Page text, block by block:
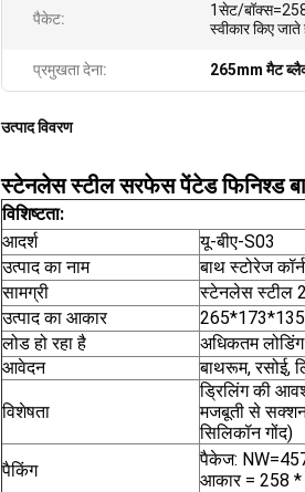
पैकेट:
1सेट/
स्वीकार किए जाते
प्रमुखता देना: 265mm मैट
उत्पाद विवरण
स्टेनलेस स्टील सरफेस पेंटेड फिनिश्ड
विशिष्टता:
आदर्श
यू-बीए-S03
उत्पाद का नाम
बाथ स्टोरेज
सामग्री
स्टेनलेस स्टील
उत्पाद का आकार
लोड हो रहा है
अधिकतम
आवेदन
बाथरूम, रसोई,
विशेषता
ड्रिलिंग की
मजबूती से
सिलिकॉन गोंद)
पैकिंग
पैकेज:
आकार = 258 *